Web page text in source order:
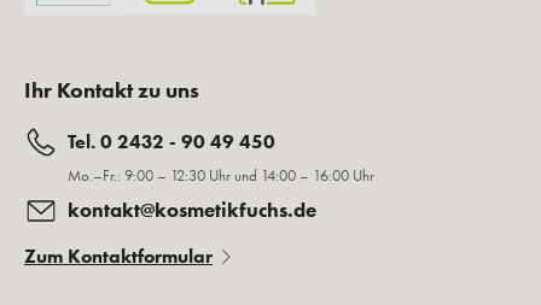
Ihr Kontakt zu uns
Tel. 0 2432 - 90 49 450
Mo.–Fr.: 9:00 – 12:30 Uhr und 14:00 – 16:00 Uhr
kontakt@kosmetikfuchs.de
Zum Kontaktformular